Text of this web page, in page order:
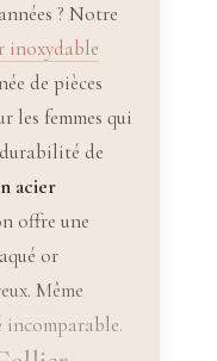
? Notre
inoxydable
de pièces
les femmes qui
de
acier
offre une
or
Même
incomparable.